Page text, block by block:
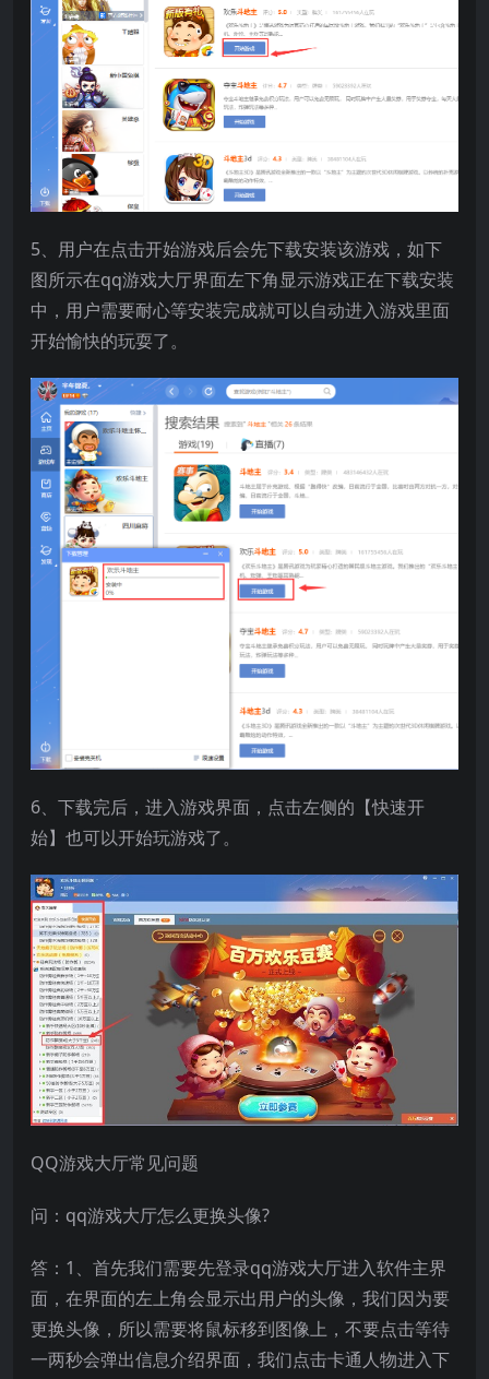
5、用户在点击开始游戏后会先下载安装该游戏，如下
图所示在qq游戏大厅界面左下角显示游戏正在下载安装
中，用户需要耐心等安装完成就可以自动进入游戏里面
开始愉快的玩耍了。
6、下载完后，进入游戏界面，点击左侧的【快速开
始】也可以开始玩游戏了。
QQ游戏大厅常见问题
问：qq游戏大厅怎么更换头像?
答：1、首先我们需要先登录qq游戏大厅进入软件主界
面，在界面的左上角会显示出用户的头像，我们因为要
更换头像，所以需要将鼠标移到图像上，不要点击等待
一两秒会弹出信息介绍界面，我们点击卡通人物进入下